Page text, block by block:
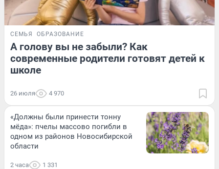
СЕМЬЯ ОБРАЗОВАНИЕ
А голову вы не забыли? Как
современные родители готовят детей к
школе
26 июля 4 970
«Должны были принести тонну
мёда»: пчелы массово погибли в
одном из районов Новосибирской
области
2 часа 1 331